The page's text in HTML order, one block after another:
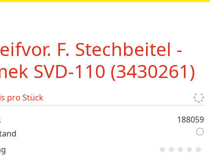
F. Stechbeitel -
SVD-110 (3430261)
pro Stück
188059